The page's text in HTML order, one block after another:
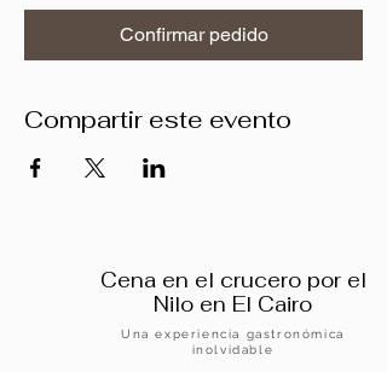
Confirmar pedido
Compartir este evento
Cena en el crucero por el
Nilo en El Cairo
Una experiencia gastronómica
inolvidable